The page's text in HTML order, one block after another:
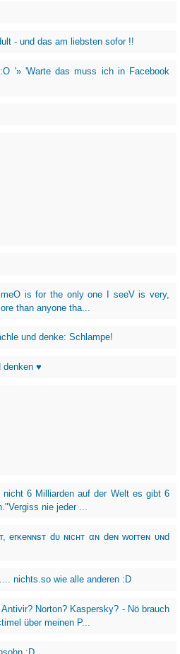
- und das am liebsten sofor !!
'» 'Warte das muss ich in Facebook
is for the only one I seeV is very,
than anyone tha...
und denke: Schlampe!
denken ♥
6 Milliarden auf der Welt es gibt 6
nie jeder ...
erĸeɴɴѕт dυ ɴιcнт αɴ deɴ worтeɴ υɴd
nichts.so wie alle anderen :D
Norton? Kaspersky? - Nö brauch
über meinen P...